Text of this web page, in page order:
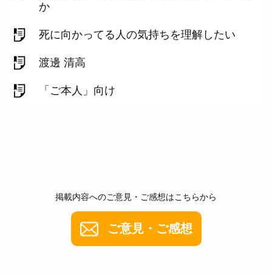
か
死に向かってる人の気持ちを理解したい
渡邊 清高
「ご本人」向け
掲載内容へのご意見・ご感想はこちらから
ご意見・ご感想